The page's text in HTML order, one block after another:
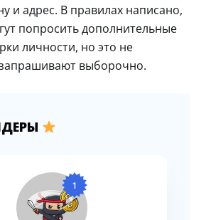
и адрес. В правилах написано,
попросить дополнительные
личности, но это не
выборочно.
1